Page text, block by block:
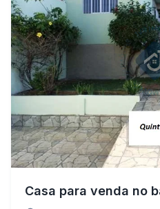
Casa para venda no